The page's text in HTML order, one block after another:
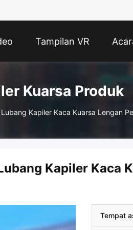
Tampilan VR
Kuarsa Produk
Kapiler Kaca Kuarsa Lengan
Kapiler Kaca
Tempat